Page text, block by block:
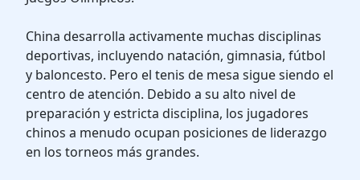
China desarrolla activamente muchas disciplinas
deportivas, incluyendo natación, gimnasia, fútbol
y baloncesto. Pero el tenis de mesa sigue siendo el
centro de atención. Debido a su alto nivel de
preparación y estricta disciplina, los jugadores
chinos a menudo ocupan posiciones de liderazgo
en los torneos más grandes.